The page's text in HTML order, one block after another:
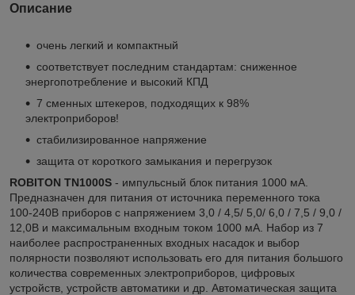
Описание
очень легкий и компактный
соответствует последним стандартам: сниженное
энергопотребление и высокий КПД
7 сменных штекеров, подходящих к 98%
электроприборов!
стабилизированное напряжение
защита от короткого замыкания и перегрузок
ROBITON TN1000S - импульсный блок питания 1000 мА.
Предназначен для питания от источника переменного тока
100-240В приборов с напряжением 3,0 / 4,5/ 5,0/ 6,0 / 7,5 / 9,0 /
12,0В и максимальным входным током 1000 мА. Набор из 7
наиболее распространенных входных насадок и выбор
полярности позволяют использовать его для питания большого
количества современных электроприборов, цифровых
устройств, устройств автоматики и др. Автоматическая защита